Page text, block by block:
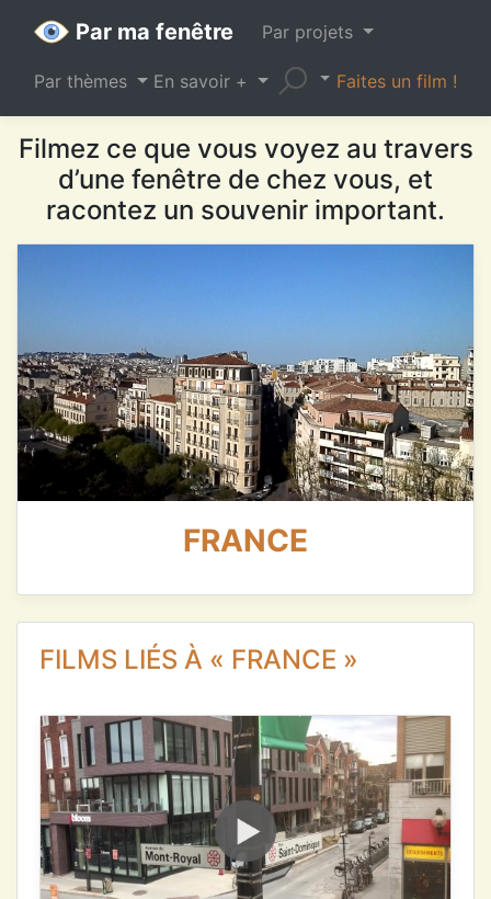
Par ma fenêtre Par projets
Par thèmes En savoir + Faites un film !
Filmez ce que vous voyez au travers
d’une fenêtre de chez vous, et
racontez un souvenir important.
FRANCE
FILMS LIÉS À « FRANCE »